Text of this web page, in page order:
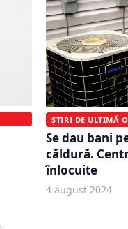
ȘTIRI DE ULTIMĂ
Se dau bani
căldură.
înlocuite
4 august 2024